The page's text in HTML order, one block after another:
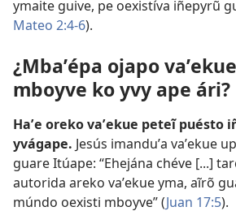
ymaite guive, pe oexistíva iñepyrũ
Mateo 2:4-6).
¿Mbaʼépa ojapo
mboyve ko yvy ape ári?
Haʼe oreko vaʼekue peteĩ puésto
yvágape. Jesús imanduʼa vaʼekue
guare Itúape: “Ehejána chéve [...]
autorida areko vaʼekue yma, aĩrõ
múndo oexisti mboyve” (Juan 17:5).